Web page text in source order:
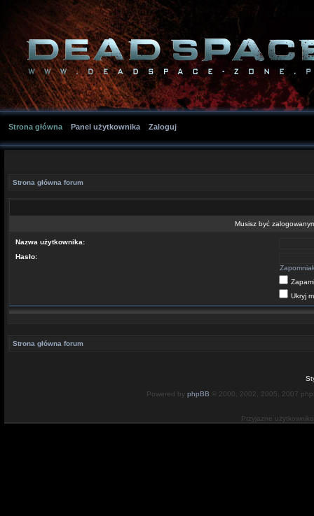
Strona główna Panel użytkownika Zaloguj
Strona główna forum
Musisz być
Nazwa użytkownika:
Hasło:
Ukryj
Strona główna forum
Powered by phpBB © 2000, 2002, 2005, 2007
Przyjazne